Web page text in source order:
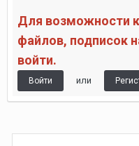
Для возможности
файлов, подписок
войти.
Войти или